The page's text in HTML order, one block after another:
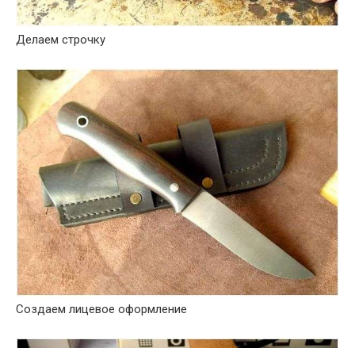
Делаем строчку
Создаем лицевое оформление